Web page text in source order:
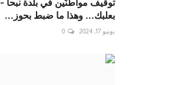
بعلبك... وهذا ما ضبط بحوز...
يونيو 17, 2024 0